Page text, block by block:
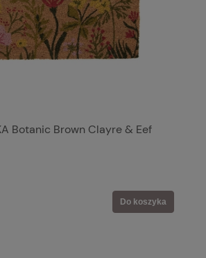
Botanic Brown Clayre & Eef
Do koszyka